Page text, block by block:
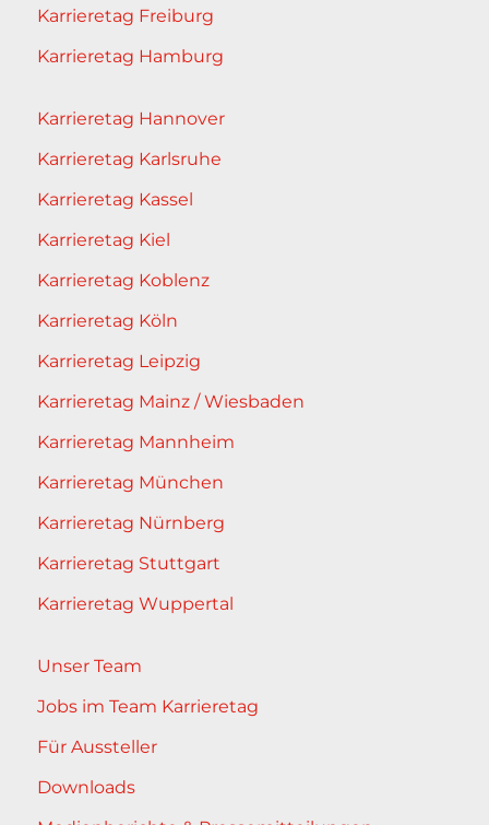
Karrieretag Freiburg
Karrieretag Hamburg
Karrieretag Hannover
Karrieretag Karlsruhe
Karrieretag Kassel
Karrieretag Kiel
Karrieretag Koblenz
Karrieretag Köln
Karrieretag Leipzig
Karrieretag Mainz / Wiesbaden
Karrieretag Mannheim
Karrieretag München
Karrieretag Nürnberg
Karrieretag Stuttgart
Karrieretag Wuppertal
Unser Team
Jobs im Team Karrieretag
Für Aussteller
Downloads